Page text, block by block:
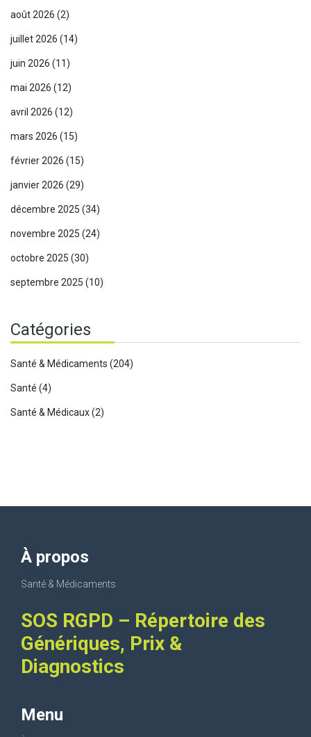
août 2026 (2)
juillet 2026 (14)
juin 2026 (11)
mai 2026 (12)
avril 2026 (12)
mars 2026 (15)
février 2026 (15)
janvier 2026 (29)
décembre 2025 (34)
novembre 2025 (24)
octobre 2025 (30)
septembre 2025 (10)
Catégories
Santé & Médicaments (204)
Santé (4)
Santé & Médicaux(2)
À propos
Santé & Médicaments
SOS RGPD – Répertoire des
Génériques, Prix &
Diagnostics
Menu